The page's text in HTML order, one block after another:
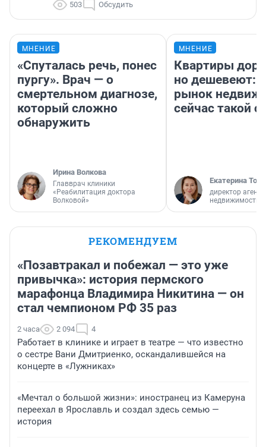
503 Обсудить
МНЕНИЕ
«Спуталась речь, понес
пургу». Врач — о
смертельном диагнозе,
который сложно
обнаружить
Ирина Волкова
Главврач клиники
«Реабилитация доктора
Волковой»
МНЕНИЕ
Квартиры
но дешевеют:
рынок
сейчас такой
Екатерина
директор
недвижимости
РЕКОМЕНДУЕМ
«Позавтракал и побежал — это уже
привычка»: история пермского
марафонца Владимира Никитина — он
стал чемпионом РФ 35 раз
2 часа 2 094 4
Работает в клинике и играет в театре — что известно
о сестре Вани Дмитриенко, оскандалившейся на
концерте в «Лужниках»
«Мечтал о большой жизни»: иностранец из Камеруна
переехал в Ярославль и создал здесь семью —
история